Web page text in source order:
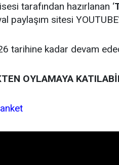
tarafından hazırlanan ‘
paylaşım sitesi
tarihine kadar devam
OYLAMAYA